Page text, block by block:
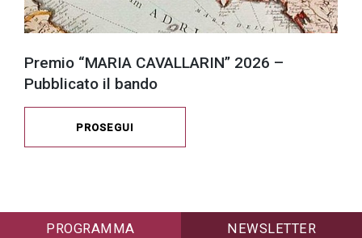
Premio “MARIA CAVALLARIN” 2026 –
Pubblicato il bando
PROSEGUI
PROGRAMMA NEWSLETTER